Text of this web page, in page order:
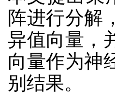
阵进行分解
异值向量，
向量作为神
别结果。